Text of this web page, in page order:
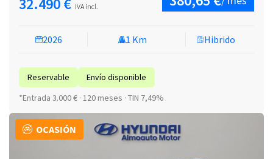
2026 1 Km Hibrido
Reservable
Envío disponible
*Entrada 3.000 € · 120 meses · TIN 7,49%
32.490 € IVA incl.
OCASIÓN